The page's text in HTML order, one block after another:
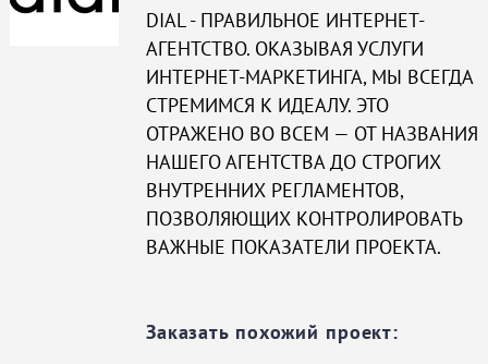
DIAL - ПРАВИЛЬНОЕ ИНТЕРНЕТ-
АГЕНТСТВО. ОКАЗЫВАЯ УСЛУГИ
ИНТЕРНЕТ-МАРКЕТИНГА, МЫ ВСЕГДА
СТРЕМИМСЯ К ИДЕАЛУ. ЭТО
ОТРАЖЕНО ВО ВСЕМ — ОТ НАЗВАНИЯ
НАШЕГО АГЕНТСТВА ДО СТРОГИХ
ВНУТРЕННИХ РЕГЛАМЕНТОВ,
ПОЗВОЛЯЮЩИХ КОНТРОЛИРОВАТЬ
ВАЖНЫЕ ПОКАЗАТЕЛИ ПРОЕКТА.
Заказать похожий проект: